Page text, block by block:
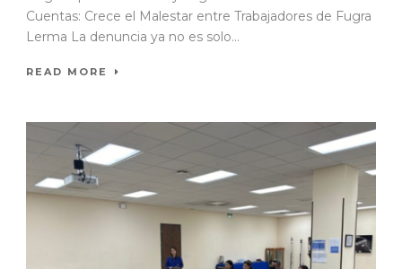
Cuentas: Crece el Malestar entre Trabajadores de Fugra
Lerma La denuncia ya no es solo...
READ MORE